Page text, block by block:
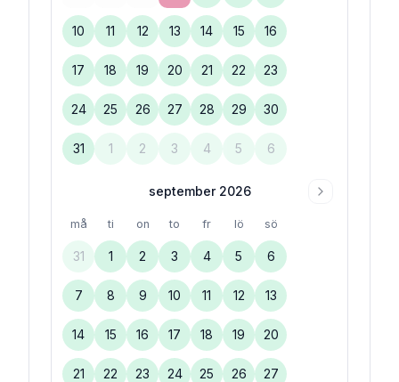
10 11 12 13 14 15 16
17 18 19 20 21 22 23
24 25 26 27 28 29 30
31 1 2 3 4 5 6
september 2026
må ti on to fr lö sö
31 1 2 3 4 5 6
7 8 9 10 11 12 13
14 15 16 17 18 19 20
21 22 23 24 25 26 27